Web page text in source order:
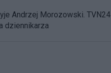
Andrzej Morozowski. TVN24
dziennikarza